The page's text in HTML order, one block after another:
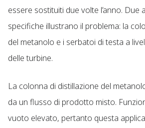
essere sostituiti due volte l’anno. Due
specifiche illustrano il problema: la
del metanolo e i serbatoi di testa a
delle turbine.
La colonna di distillazione del
da un flusso di prodotto misto.
vuoto elevato, pertanto questa